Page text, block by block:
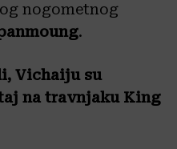
nogometnog
.
Vichaiju su
na travnjaku King